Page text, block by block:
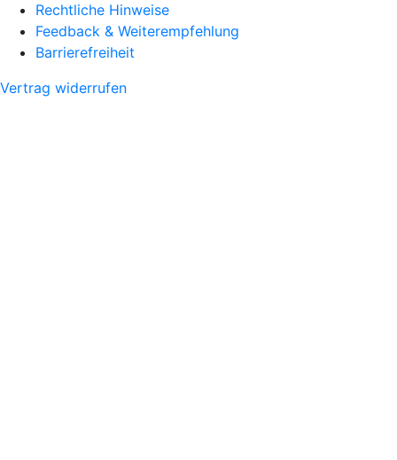
Rechtliche Hinweise
Feedback & Weiterempfehlung
Barrierefreiheit
Vertrag widerrufen